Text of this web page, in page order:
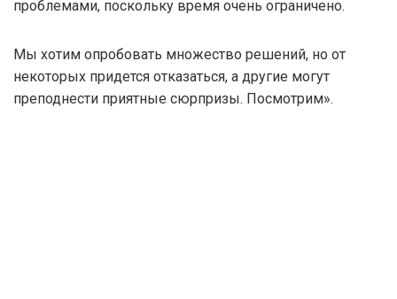
проблемами, поскольку время очень ограничено.
Мы хотим опробовать множество решений, но от
некоторых придется отказаться, а другие могут
преподнести приятные сюрпризы. Посмотрим».